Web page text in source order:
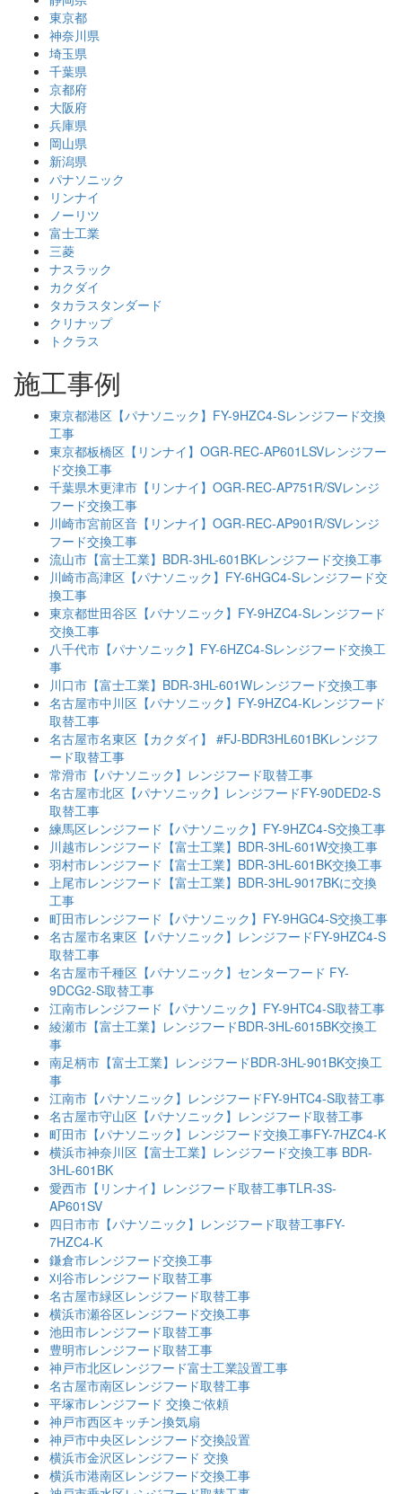
東京都
神奈川県
埼玉県
千葉県
京都府
大阪府
兵庫県
岡山県
新潟県
パナソニック
リンナイ
ノーリツ
富士工業
三菱
ナスラック
カクダイ
タカラスタンダード
クリナップ
トクラス
施工事例
東京都港区【パナソニック】FY-9HZC4-Sレンジフード交換
工事
東京都板橋区【リンナイ】OGR-REC-AP601LSVレンジフー
ド交換工事
千葉県木更津市【リンナイ】OGR-REC-AP751R/SVレンジ
フード交換工事
川崎市宮前区音【リンナイ】OGR-REC-AP901R/SVレンジ
フード交換工事
流山市【富士工業】BDR-3HL-601BKレンジフード交換工事
川崎市高津区【パナソニック】FY-6HGC4-Sレンジフード交
換工事
東京都世田谷区【パナソニック】FY-9HZC4-Sレンジフード
交換工事
八千代市【パナソニック】FY-6HZC4-Sレンジフード交換工
事
川口市【富士工業】BDR-3HL-601Wレンジフード交換工事
名古屋市中川区【パナソニック】FY-9HZC4-Kレンジフード
取替工事
名古屋市名東区【カクダイ】 #FJ-BDR3HL601BKレンジフ
ード取替工事
常滑市【パナソニック】レンジフード取替工事
名古屋市北区【パナソニック】レンジフードFY-90DED2-S
取替工事
練馬区レンジフード【パナソニック】FY-9HZC4-S交換工事
川越市レンジフード【富士工業】BDR-3HL-601W交換工事
羽村市レンジフード【富士工業】BDR-3HL-601BK交換工事
上尾市レンジフード【富士工業】BDR-3HL-9017BKに交換
工事
町田市レンジフード【パナソニック】FY-9HGC4-S交換工事
名古屋市名東区【パナソニック】レンジフードFY-9HZC4-S
取替工事
名古屋市千種区【パナソニック】センターフード FY-
9DCG2-S取替工事
江南市レンジフード【パナソニック】FY-9HTC4-S取替工事
綾瀬市【富士工業】レンジフードBDR-3HL-6015BK交換工
事
南足柄市【富士工業】レンジフードBDR-3HL-901BK交換工
事
江南市【パナソニック】レンジフードFY-9HTC4-S取替工事
名古屋市守山区【パナソニック】レンジフード取替工事
町田市【パナソニック】レンジフード交換工事FY-7HZC4-K
横浜市神奈川区【富士工業】レンジフード交換工事 BDR-
3HL-601BK
愛西市【リンナイ】レンジフード取替工事TLR-3S-
AP601SV
四日市市【パナソニック】レンジフード取替工事FY-
7HZC4-K
鎌倉市レンジフード交換工事
刈谷市レンジフード取替工事
名古屋市緑区レンジフード取替工事
横浜市瀬谷区レンジフード交換工事
池田市レンジフード取替工事
豊明市レンジフード取替工事
神戸市北区レンジフード富士工業設置工事
名古屋市南区レンジフード取替工事
平塚市レンジフード 交換ご依頼
神戸市西区キッチン換気扇
神戸市中央区レンジフード交換設置
横浜市金沢区レンジフード 交換
横浜市港南区レンジフード交換工事